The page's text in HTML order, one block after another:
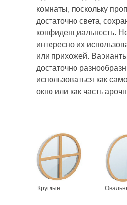
комнаты, поскольку
достаточно света,
конфиденциальность.
интересно их
или прихожей.
достаточно
использоваться как
окно или как часть
Круглые